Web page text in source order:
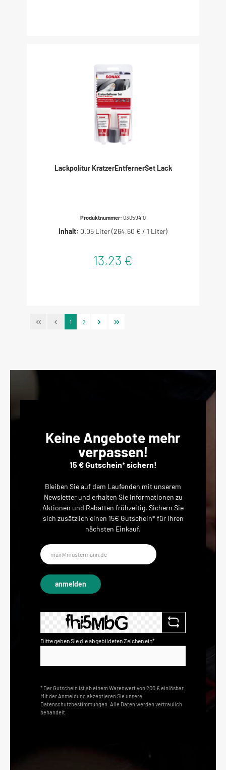
Lackpolitur KratzerEntfernerSet Lack
Produktnummer: 03059410
Inhalt: 0.05 Liter(264,60 € / 1 Liter)
13,23 €
1 2
Keine Angebote mehr
verpassen!
15 € Gutschein* sichern!
Bleiben Sie auf dem Laufenden mit unserem
Newsletter und erhalten Sie Informationen zu
Aktionen und Rabatten frühzeitig. Sichern Sie
sich zusätzlich einen 15€ Gutschein* für Ihren
nächsten Einkauf.
E-
Mail-
anmelden
Bitte geben Sie die abgebildeten Zeichen ein*
* Der Gutschein ist ab einem Warenwert von 200 € einlösbar.
Mit der Anmeldung akzeptieren Sie unsere
Datenschutzbestimmungen. Alle Daten werden vertraulich
behandelt.